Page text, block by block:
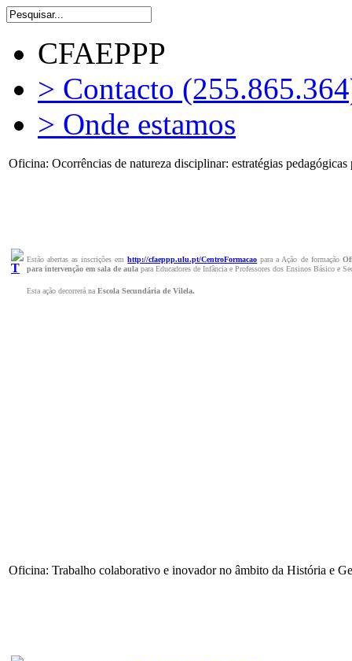
CFAEPPP
> Contacto
> Onde estamos
Oficina: Ocorrências de natureza disciplinar: estratégias pedagógicas
Estão abertas as inscrições em http://cfaeppp.ulu.pt/CentroFormacao para a Ação de formação
para intervenção em sala de aula para Educadores de Infância e Professores dos Ensinos Básico e
Esta ação decorrerá na Escola Secundária de Vilela.
Oficina: Trabalho colaborativo e inovador no âmbito da História e